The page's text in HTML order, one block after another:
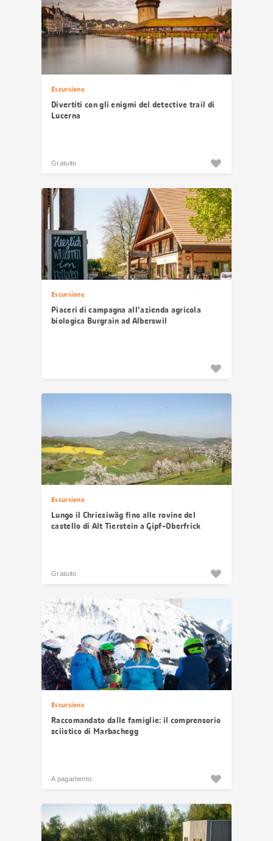
Escursione
Divertiti con gli enigmi del detective trail di
Lucerna
Gratuito
Escursione
Piaceri di campagna all'azienda agricola
biologica Burgrain ad Alberswil
Escursione
Lungo il Chriesiwäg fino alle rovine del
castello di Alt Tierstein a Gipf-Oberfrick
Gratuito
Escursione
Raccomandato dalle famiglie: il comprensorio
sciistico di Marbachegg
A pagamento